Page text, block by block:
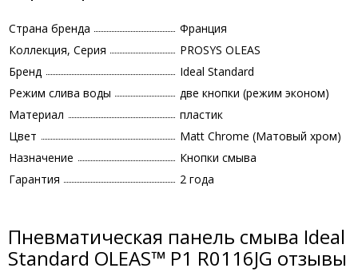
Страна бренда
Франция
Коллекция, Серия
PROSYS OLEAS
Бренд
Ideal Standard
Режим слива воды
две кнопки (режим эконом)
Материал
пластик
Цвет
Matt Chrome (Матовый хром)
Назначение
Кнопки смыва
Гарантия
2 года
Пневматическая панель смыва Ideal
Standard OLEAS™ P1 R0116JG отзывы